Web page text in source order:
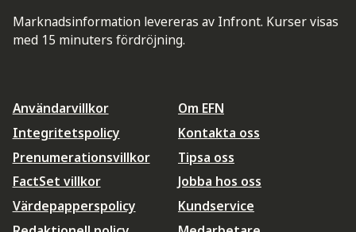
Marknadsinformation levereras av Infront. Kurser visas
med 15 minuters fördröjning.
Användarvillkor
Integritetspolicy
Prenumerationsvillkor
FactSet villkor
Värdepapperspolicy
Om EFN
Kontakta oss
Tipsa oss
Jobba hos oss
Kundservice